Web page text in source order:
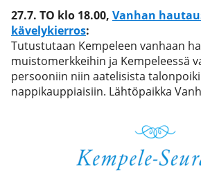
27.7. TO klo 18.00, Vanhan
kävelykierros:
Tutustutaan Kempeleen vanhaan
muistomerkkeihin ja Kempeleessä
persooniin niin aatelisista
nappikauppiaisiin. Lähtöpaikka